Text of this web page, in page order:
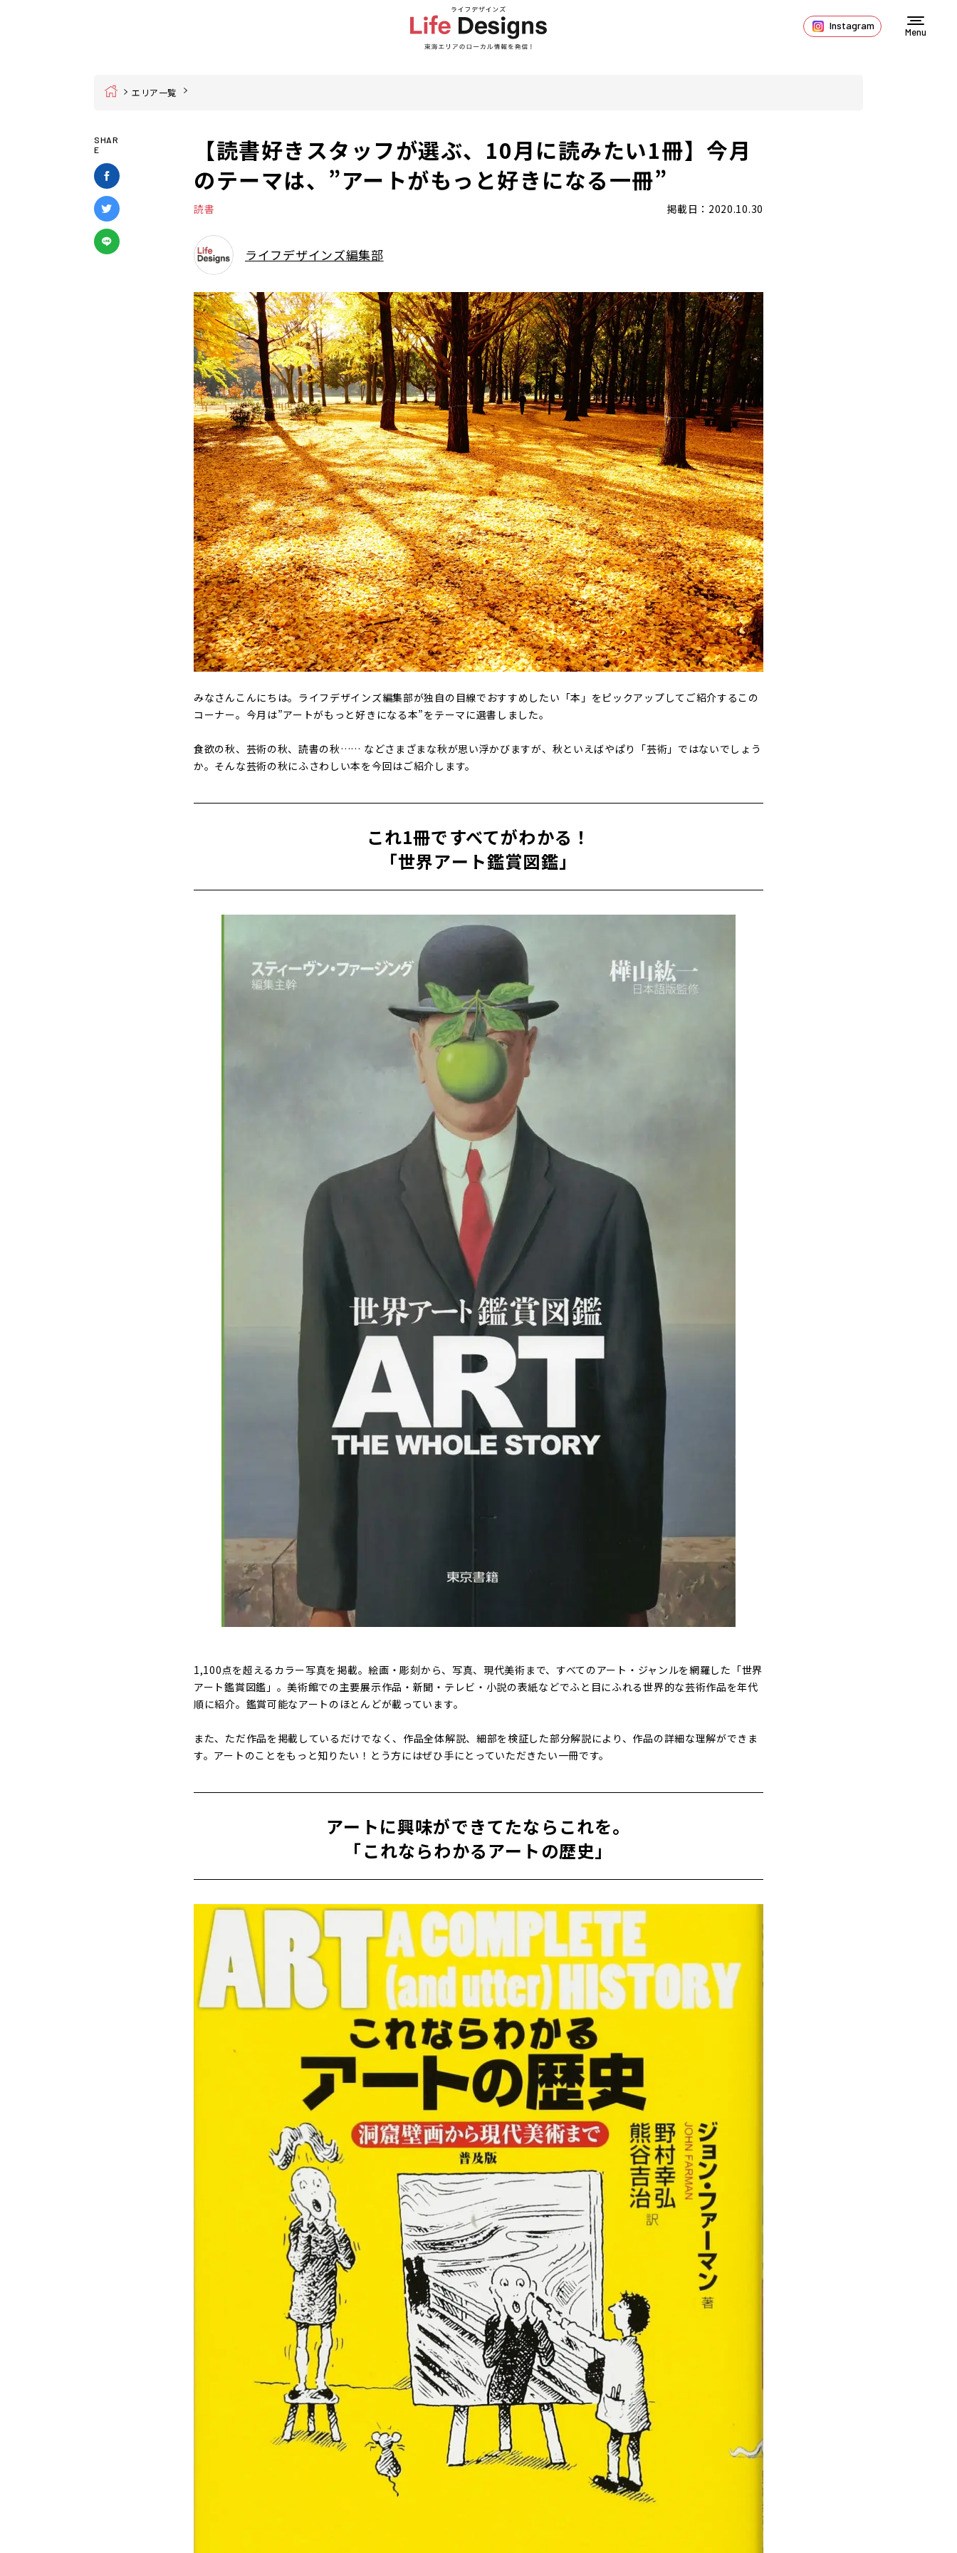
Instagram
Menu
Home エリア一覧
SHAR
E
【読書好きスタッフが選ぶ、10月に読みたい1冊】今月
のテーマは、”アートがもっと好きになる一冊”
読書 掲載日：2020.10.30
ライフデザインズ編集部
みなさんこんにちは。ライフデザインズ編集部が独自の目線でおすすめしたい「本」をピックアップしてご紹介するこの
コーナー。今月は”アートがもっと好きになる本”をテーマに選書しました。
食欲の秋、芸術の秋、読書の秋…… などさまざまな秋が思い浮かびますが、秋といえばやぱり「芸術」ではないでしょう
か。そんな芸術の秋にふさわしい本を今回はご紹介します。
これ1冊ですべてがわかる！
「世界アート鑑賞図鑑」
1,100点を超えるカラー写真を掲載。絵画・彫刻から、写真、現代美術まで、すべてのアート・ジャンルを網羅した「世界
アート鑑賞図鑑」。美術館での主要展示作品・新聞・テレビ・小説の表紙などでふと目にふれる世界的な芸術作品を年代
順に紹介。鑑賞可能なアートのほとんどが載っています。
また、ただ作品を掲載しているだけでなく、作品全体解説、細部を検証した部分解説により、作品の詳細な理解ができま
す。アートのことをもっと知りたい！とう方にはぜひ手にとっていただきたい一冊です。
アートに興味ができてたならこれを。
「これならわかるアートの歴史」